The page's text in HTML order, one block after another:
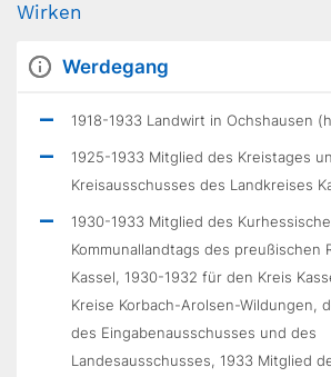
Wirken
Werdegang
1918-1933 Landwirt in Ochshausen
1925-1933 Mitglied des Kreistages
Kreisausschusses des Landkreises
1930-1933 Mitglied des
Kommunallandtags des preußischen
Kassel, 1930-1932 für den Kreis
Kreise Korbach-Arolsen-Wildungen,
des Eingabenausschusses und des
Landesausschusses, 1933 Mitglied